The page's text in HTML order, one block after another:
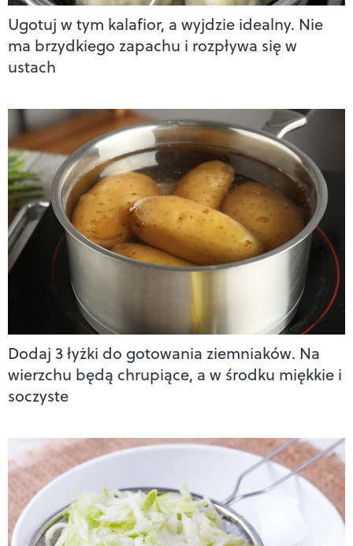
Ugotuj w tym kalafior, a wyjdzie idealny. Nie
ma brzydkiego zapachu i rozpływa się w
ustach
Dodaj 3 łyżki do gotowania ziemniaków. Na
wierzchu będą chrupiące, a w środku miękkie i
soczyste